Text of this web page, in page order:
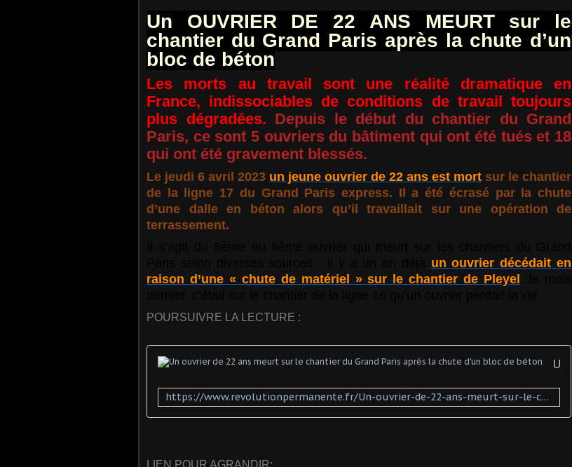
Un OUVRIER DE 22 ANS MEURT sur le
chantier du Grand Paris après la chute d’un
bloc de béton
Les morts au travail sont une réalité dramatique en
France, indissociables de conditions de travail toujours
plus dégradées. Depuis le début du chantier du Grand
Paris, ce sont 5 ouvriers du bâtiment qui ont été tués et 18
qui ont été gravement blessés.
Le jeudi 6 avril 2023 un jeune ouvrier de 22 ans est mort sur le chantier
de la ligne 17 du Grand Paris express. Il a été écrasé par la chute
d’une dalle en béton alors qu’il travaillait sur une opération de
terrassement.
un ouvrier décédait en
raison d’une « chute de matériel » sur le chantier de Pleyel
POURSUIVRE LA LECTURE :
https://www.revolutionpermanente.fr/Un-ouvrier-de-22-ans-meurt-sur-le-chantier-du-Grand-Paris-apres-la-chute-d-un-bloc-de-beton
LIEN POUR AGRANDIR: